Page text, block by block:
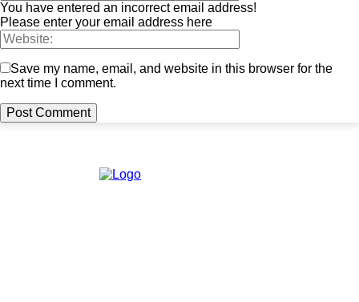
You have entered an incorrect email address!
Please enter your email address here
Save my name, email, and website in this browser for the
next time I comment.